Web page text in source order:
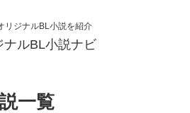
リジナルBL小説を紹介
ナルBL小説ナビ
一覧